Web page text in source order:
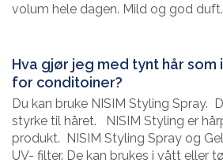
volum hele dagen. Mild og god duft.
Hva gjør jeg med tynt hår som
for conditoiner?
Du kan bruke NISIM Styling Spray.
styrke til håret. NISIM Styling er
produkt. NISIM Styling Spray og
UV- filter. De kan brukes i vått eller